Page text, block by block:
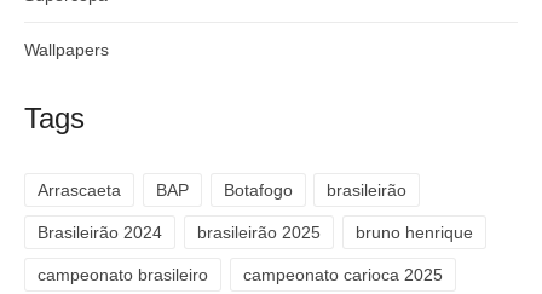
Wallpapers
Tags
Arrascaeta BAP Botafogo brasileirão
Brasileirão 2024 brasileirão 2025 bruno henrique
campeonato brasileiro campeonato carioca 2025